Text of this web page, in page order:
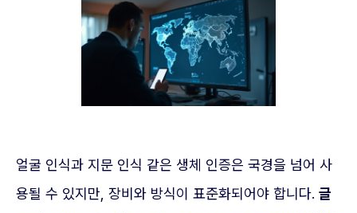
얼굴 인식과 지문 인식 같은 생체 인증은 국경을 넘어 사
용될 수 있지만, 장비와 방식이 표준화되어야 합니다. 글